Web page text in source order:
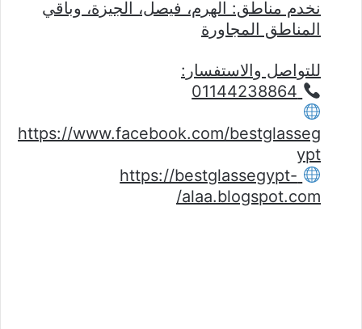
نخدم مناطق: الهرم، فيصل، الجيزة، وباقي
المناطق المجاورة
للتواصل والاستفسار:
https://www.facebook.com/bestglasseg
ypt
https://bestglassegypt-
alaa.blogspot.com/